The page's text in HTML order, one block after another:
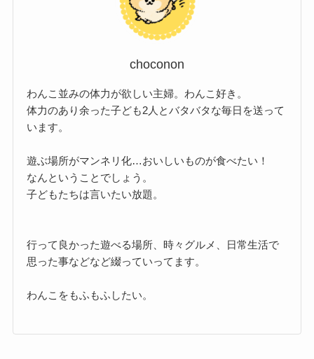
choconon
わんこ並みの体力が欲しい主婦。わんこ好き。
体力のあり余った子ども2人とバタバタな毎日を送って
います。
遊ぶ場所がマンネリ化…おいしいものが食べたい！
なんということでしょう。
子どもたちは言いたい放題。
行って良かった遊べる場所、時々グルメ、日常生活で
思った事などなど綴っていってます。
わんこをもふもふしたい。